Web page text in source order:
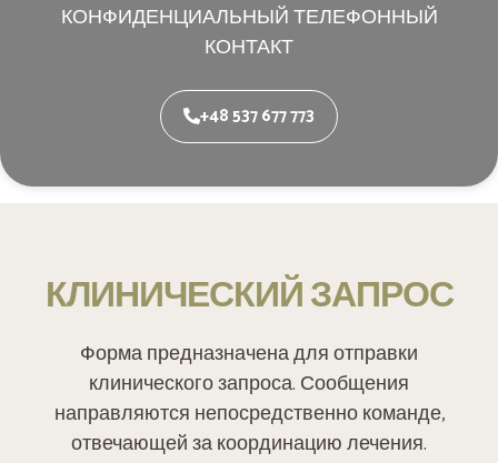
КОНФИДЕНЦИАЛЬНЫЙ ТЕЛЕФОННЫЙ
КОНТАКТ
+48 537 677 773
КЛИНИЧЕСКИЙ ЗАПРОС
Форма предназначена для отправки
клинического запроса. Сообщения
направляются непосредственно команде,
отвечающей за координацию лечения.